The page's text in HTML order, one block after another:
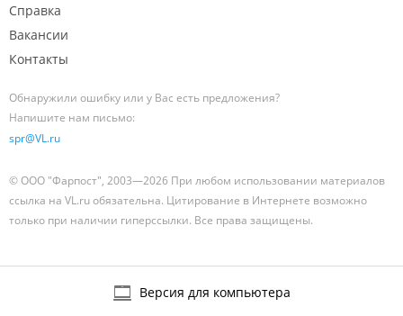
Справка
Вакансии
Контакты
Обнаружили ошибку или у Вас есть предложения?
Напишите нам письмо:
spr@VL.ru
© ООО "Фарпост", 2003—2026 При любом использовании материалов
ссылка на VL.ru обязательна. Цитирование в Интернете возможно
только при наличии гиперссылки. Все права защищены.
Версия для компьютера